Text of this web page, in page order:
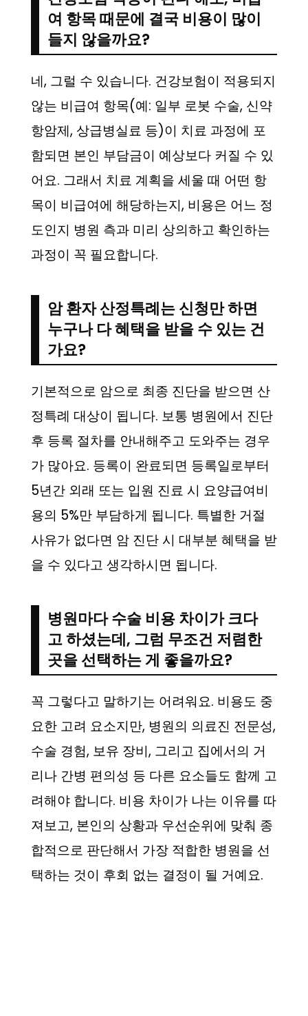
여 항목 때문에 결국 비용이 많이
들지 않을까요?
네, 그럴 수 있습니다. 건강보험이 적용되지
않는 비급여 항목(예: 일부 로봇 수술, 신약
항암제, 상급병실료 등)이 치료 과정에 포
함되면 본인 부담금이 예상보다 커질 수 있
어요. 그래서 치료 계획을 세울 때 어떤 항
목이 비급여에 해당하는지, 비용은 어느 정
도인지 병원 측과 미리 상의하고 확인하는
과정이 꼭 필요합니다.
암 환자 산정특례는 신청만 하면
누구나 다 혜택을 받을 수 있는 건
가요?
기본적으로 암으로 최종 진단을 받으면 산
정특례 대상이 됩니다. 보통 병원에서 진단
후 등록 절차를 안내해주고 도와주는 경우
가 많아요. 등록이 완료되면 등록일로부터
5년간 외래 또는 입원 진료 시 요양급여비
용의 5%만 부담하게 됩니다. 특별한 거절
사유가 없다면 암 진단 시 대부분 혜택을 받
을 수 있다고 생각하시면 됩니다.
병원마다 수술 비용 차이가 크다
고 하셨는데, 그럼 무조건 저렴한
곳을 선택하는 게 좋을까요?
꼭 그렇다고 말하기는 어려워요. 비용도 중
요한 고려 요소지만, 병원의 의료진 전문성,
수술 경험, 보유 장비, 그리고 집에서의 거
리나 간병 편의성 등 다른 요소들도 함께 고
려해야 합니다. 비용 차이가 나는 이유를 따
져보고, 본인의 상황과 우선순위에 맞춰 종
합적으로 판단해서 가장 적합한 병원을 선
택하는 것이 후회 없는 결정이 될 거예요.